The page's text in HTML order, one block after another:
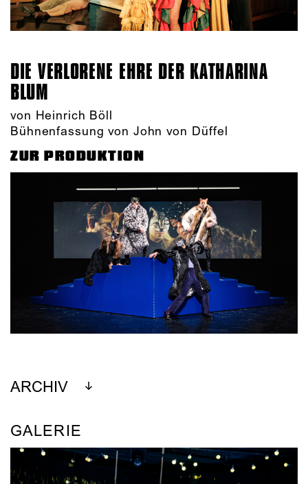
DIE VERLORENE EHRE DER KATHARINA
BLUM
von Heinrich Böll
Bühnenfassung von John von Düffel
ZUR PRODUKTION
ARCHIV
GALERIE